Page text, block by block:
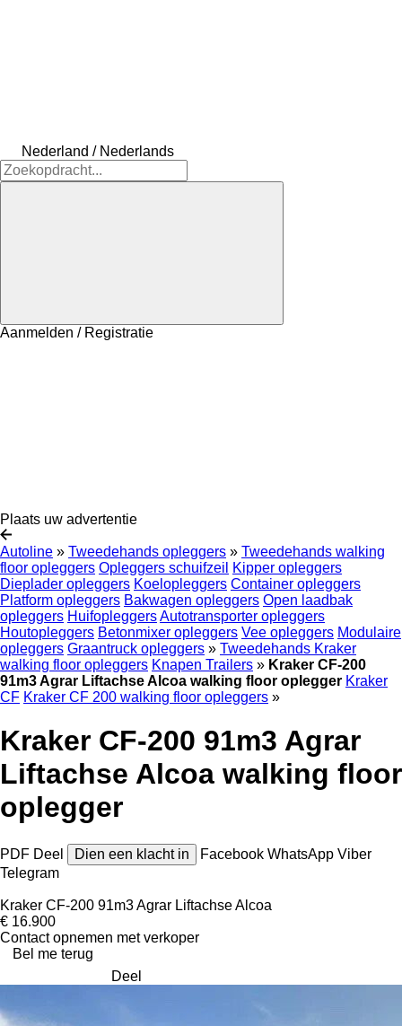
Nederland / Nederlands
Aanmelden / Registratie
Plaats uw advertentie
Autoline » Tweedehands opleggers » Tweedehands walking
floor opleggers Opleggers schuifzeil
Kipper opleggers
Dieplader opleggers Koelopleggers Container opleggers
Platform opleggers Bakwagen opleggers Open laadbak
opleggers HuifopleggersAutotransporter opleggers
Houtopleggers Betonmixer opleggers Vee opleggers Modulaire
opleggers Graantruck opleggers » Tweedehands Kraker
walking floor opleggers Knapen Trailers » Kraker CF-200
91m3 Agrar Liftachse Alcoa walking floor oplegger Kraker
CF Kraker CF 200 walking floor opleggers »
Kraker CF-200 91m3 Agrar
Liftachse Alcoa walking floor
oplegger
PDF Deel Dien een klacht in Facebook WhatsApp Viber
Telegram
Kraker CF-200 91m3 Agrar Liftachse Alcoa
€ 16.900
Contact opnemen met verkoper
Bel me terug
Deel